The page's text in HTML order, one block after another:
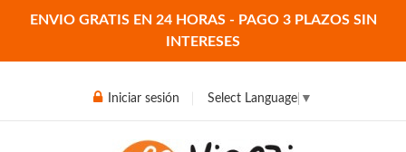
ENVIO GRATIS EN 24 HORAS - PAGO 3 PLAZOS SIN
INTERESES
Iniciar sesión Select Language ▼